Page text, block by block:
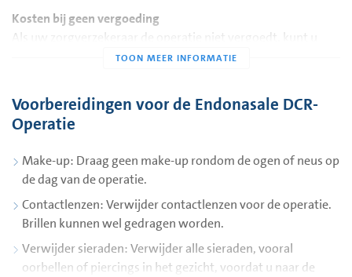
of gevoeligheid rond de neus en ogen ervaren. Deze
symptomen verdwijnen meestal binnen enkele dagen.
Nabloeding: Zeer zelden kan er een nabloeding optreden,
Kosten bij geen vergoeding
Als uw zorgverzekeraar de operatie niet vergoedt, kunt u
ervoor kiezen om de kosten zelf te dragen. Uw arts zal u
Voorbereidingen voor de Endonasale DCR-
Operatie
Make-up: Draag geen make-up rondom de ogen of neus op
de dag van de operatie.
Contactlenzen: Verwijder contactlenzen voor de operatie.
Brillen kunnen wel gedragen worden.
Verwijder sieraden: Verwijder alle sieraden, vooral
oorbellen of piercings in het gezicht, voordat u naar de